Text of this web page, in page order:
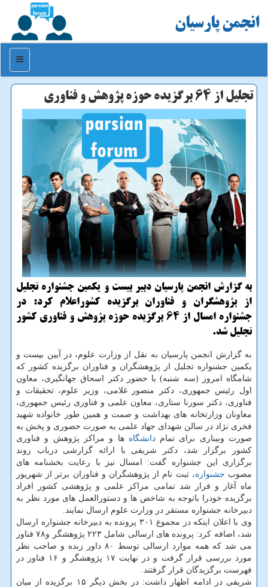
انجمن پارسیان
منو
تجلیل از 64 برگزیده حوزه پژوهش و فناوری
به گزارش انجمن پارسیان دبیر بیست و یکمین جشنواره تجلیل
از پژوهشگران و فناوران برگزیده کشوراعلام کرد: در
جشنواره امسال از 64 برگزیده حوزه پژوهش و فناوری کشور
تجلیل شد.
به گزارش انجمن پارسیان به نقل از وزارت علوم، در آیین بیست و
یکمین جشنواره تجلیل از پژوهشگران و فناوران برگزیده کشور که
شامگاه امروز (سه شنبه) با حضور دکتر اسحاق جهانگیری، معاون
اول رئیس جمهوری، دکتر منصور غلامی، وزیر علوم، تحقیقات و
فناوری، دکتر سورنا ستاری، معاون علمی و فناوری رئیس جمهوری،
معاونان وزارتخانه های بهداشت و صمت و همین طور خانواده شهید
فخری نژاد در سالن شهدای جهاد علمی به صورت حضوری و پخش به
صورت وبیناری برای تمامدانشگاه ها و مراکز پژوهش و فناوری
کشور برگزار شد، دکتر شریفی با ارائه گزارشی درباب روند
برگزاری این جشنواره گفت: امسال نیز با رعایت بخشنامه های
مصوب جشنواره، ثبت نام از پژوهشگران و فناوران برتر از شهریور
ماه آغاز و قرار شد تمامی مراکز علمی و پژوهشی کشور افراد
برگزیده خودرا باتوجه به شاخص ها و دستورالعمل های مورد نظر به
دبیرخانه جشنواره مستقر در وزارت علوم ارسال نمایند.
وی با اعلان اینکه در مجموع ۳۰۱ پرونده به دبیرخانه جشنواره ارسال
شد، اضافه کرد: پرونده های ارسالی شامل ۲۲۳ پژوهشگر و۷۸ فناور
می شد که همه موارد ارسالی توسط ۸۰ داور زبده و صاحب نظر
مورد بررسی قرار گرفت و در نهایت ۱۷ پژوهشگر و ۱۶ فناور در
فهرست برگزیدگان قرار گرفتند.
شریفی در ادامه اظهار داشت: در بخش دیگر ۱۵ برگزیده از میان